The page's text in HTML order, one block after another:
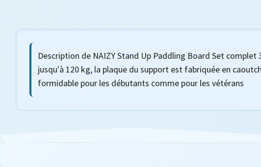
Description de NAIZY Stand Up Paddling Board Set
jusqu'à 120 kg, la plaque du support est fabriquée en
formidable pour les débutants comme pour les vétérans